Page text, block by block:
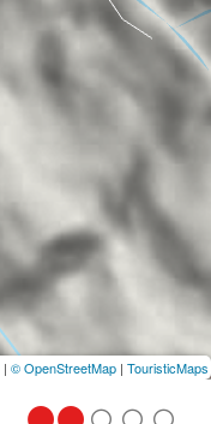
| © OpenStreetMap | TouristicMaps